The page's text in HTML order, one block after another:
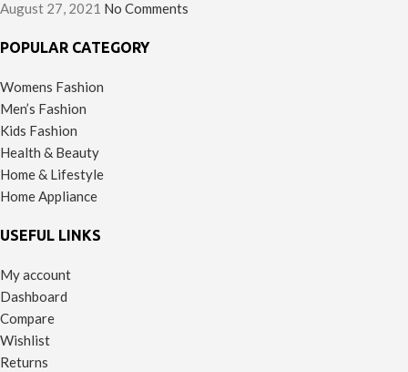
August 27, 2021 No Comments
POPULAR CATEGORY
Womens Fashion
Men’s Fashion
Kids Fashion
Health & Beauty
Home & Lifestyle
Home Appliance
USEFUL LINKS
My account
Dashboard
Compare
Wishlist
Returns